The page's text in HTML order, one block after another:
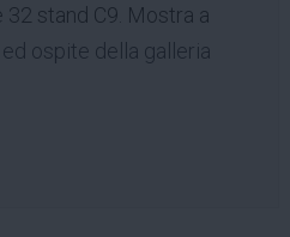
stand C9. Mostra a
ospite della galleria